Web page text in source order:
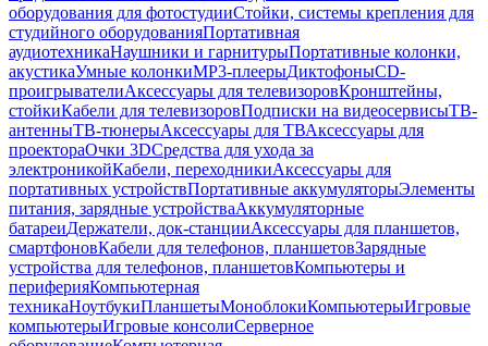
оборудования для фотостудииСтойки, системы крепления для
студийного оборудованияПортативная
аудиотехникаНаушники и гарнитурыПортативные колонки,
акустикаУмные колонкиMP3-плеерыДиктофоныCD-
проигрывателиАксессуары для телевизоровКронштейны,
стойкиКабели для телевизоровПодписки на видеосервисыТВ-
антенныТВ-тюнерыАксессуары для ТВАксессуары для
проектораОчки 3DСредства для ухода за
электроникойКабели, переходникиАксессуары для
портативных устройствПортативные аккумуляторыЭлементы
питания, зарядные устройстваАккумуляторные
батареиДержатели, док-станцииАксессуары для планшетов,
смартфоновКабели для телефонов, планшетовЗарядные
устройства для телефонов, планшетовКомпьютеры и
периферияКомпьютерная
техникаНоутбукиПланшетыМоноблокиКомпьютерыИгровые
компьютерыИгровые консолиСерверное